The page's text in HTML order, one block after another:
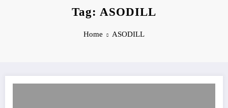
Tag: ASODILL
Home ASODILL